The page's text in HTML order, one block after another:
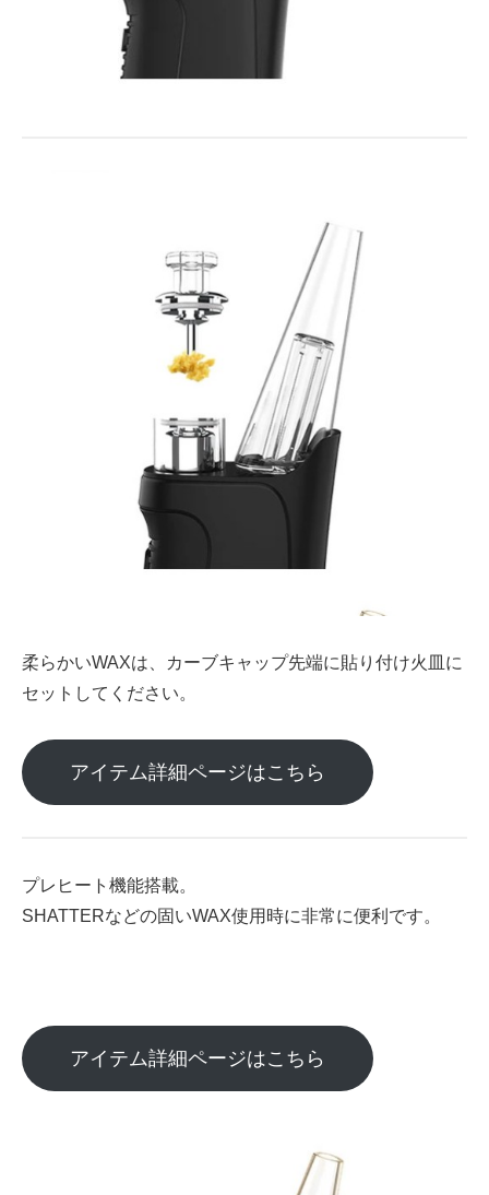
柔らかいWAXは、カーブキャップ先端に貼り付け火皿に
セットしてください。
アイテム詳細ページはこちら
プレヒート機能搭載。
SHATTERなどの固いWAX使用時に非常に便利です。
アイテム詳細ページはこちら